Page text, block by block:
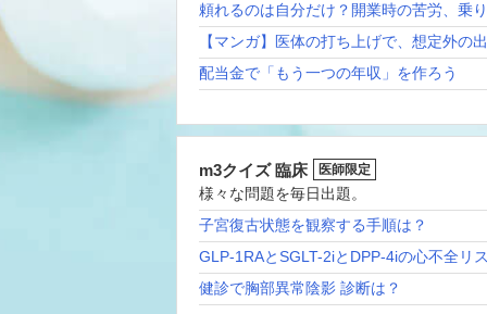
頼れるのは自分だけ？開業時の苦労、乗
【マンガ】医体の打ち上げで、想定外の
配当金で「もう一つの年収」を作ろう
m3クイズ 臨床 医師限定
様々な問題を毎日出題。
子宮復古状態を観察する手順は？
GLP-1RAとSGLT-2iとDPP-4iの心不全リ
健診で胸部異常陰影 診断は？